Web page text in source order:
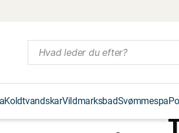
KoldtvandskarVildmarksbadSvømmespa